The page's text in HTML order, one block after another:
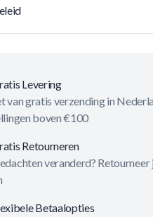
Levering
van gratis verzending in
boven €100
Retourneren
veranderd?
Betaalopties